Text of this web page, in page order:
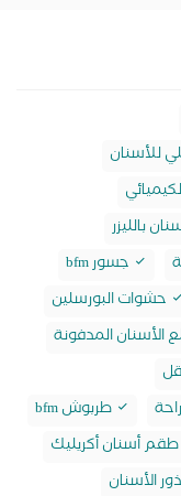
للأسنان
بالليزر
جسور bfm
حشوات البورسلين
الأسنان المدفونة
طربوش bfm
طقم أسنان أكريليك
الأسنان